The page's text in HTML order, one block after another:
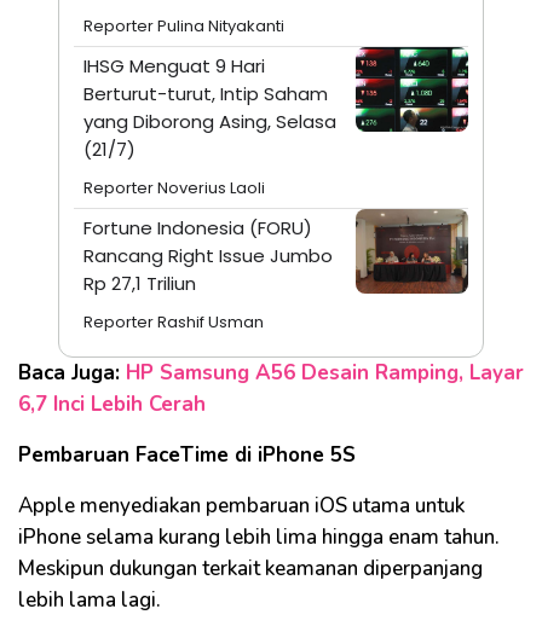
Reporter Pulina Nityakanti
IHSG Menguat 9 Hari
Berturut-turut, Intip Saham
yang Diborong Asing, Selasa
(21/7)
Reporter Noverius Laoli
Fortune Indonesia (FORU)
Rancang Right Issue Jumbo
Rp 27,1 Triliun
Reporter Rashif Usman
Baca Juga: HP Samsung A56 Desain Ramping, Layar
6,7 Inci Lebih Cerah
Pembaruan FaceTime di iPhone 5S
Apple menyediakan pembaruan iOS utama untuk
iPhone selama kurang lebih lima hingga enam tahun.
Meskipun dukungan terkait keamanan diperpanjang
lebih lama lagi.